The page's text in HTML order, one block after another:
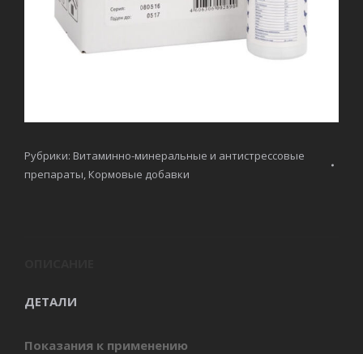
Рубрики: Витаминно-минеральные и антистрессовые
препараты, Кормовые добавки
ДЕТАЛИ
Показания к применению